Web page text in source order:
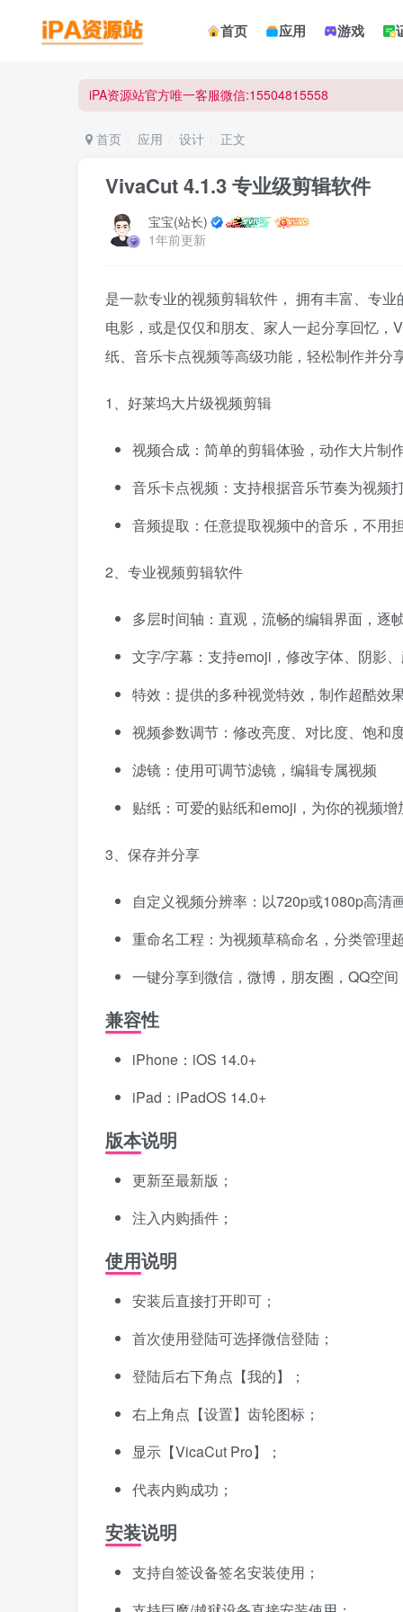
首页 应用 游戏
iPA资源站官方唯一客服微信:15504815558
iPA资源站官方唯一客服微信:15504815558
首页 应用 设计 正文
VivaCut 4.1.3 专业级剪辑软件
宝宝(站长)
1年前更新
是一款专业的视频剪辑软件， 拥有丰富、专
电影，或是仅仅和朋友、家人一起分享回忆
纸、音乐卡点视频等高级功能，轻松制作并分
1、好莱坞大片级视频剪辑
视频合成：简单的剪辑体验，动作大片制
音乐卡点视频：支持根据音乐节奏为视频
音频提取：任意提取视频中的音乐，不用
2、专业视频剪辑软件
多层时间轴：直观，流畅的编辑界面，逐
文字/字幕：支持emoji，修改字体、阴影
特效：提供的多种视觉特效，制作超酷效
视频参数调节：修改亮度、对比度、饱和
滤镜：使用可调节滤镜，编辑专属视频
贴纸：可爱的贴纸和emoji，为你的视频增
3、保存并分享
自定义视频分辨率：以720p或1080p高清
重命名工程：为视频草稿命名，分类管理
一键分享到微信，微博，朋友圈，QQ空
兼容性
iPhone：iOS 14.0+
iPad：iPadOS 14.0+
版本说明
更新至最新版；
注入内购插件；
使用说明
安装后直接打开即可；
首次使用登陆可选择微信登陆；
登陆后右下角点【我的】；
右上角点【设置】齿轮图标；
显示【VicaCut Pro】；
代表内购成功；
安装说明
支持自签设备签名安装使用；